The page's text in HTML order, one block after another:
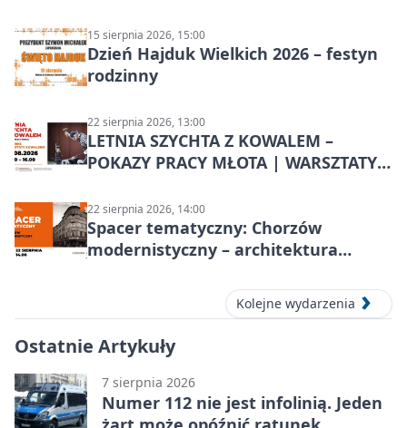
15 sierpnia 2026, 15:00
Dzień Hajduk Wielkich 2026 – festyn
rodzinny
22 sierpnia 2026, 13:00
LETNIA SZYCHTA Z KOWALEM –
POKAZY PRACY MŁOTA | WARSZTATY
22 sierpnia 2026, 14:00
Spacer tematyczny: Chorzów
modernistyczny – architektura
Kolejne wydarzenia
Ostatnie Artykuły
7 sierpnia 2026
Numer 112 nie jest infolinią. Jeden